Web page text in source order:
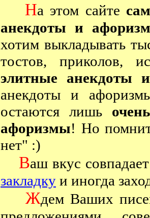
На этом сайте
анекдоты и
хотим выкладывать
тостов, приколов,
элитные анекдоты
анекдоты и
остаются лишь
афоризмы! Но
нет" :)
Ваш вкус
закладку и иногда
Ждем Ваших